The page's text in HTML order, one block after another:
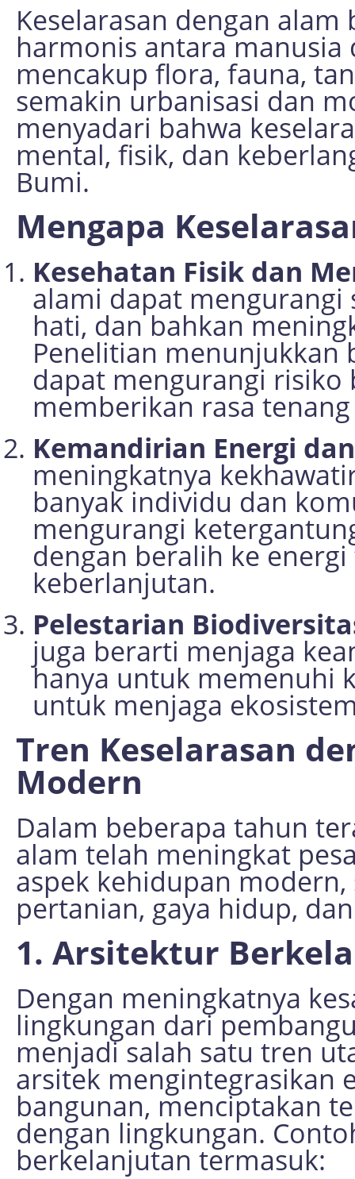
Keselarasan dengan
harmonis antara
mencakup flora, fauna,
semakin urbanisasi dan
menyadari bahwa
mental, fisik, dan
Bumi.
Mengapa
Kesehatan Fisik dan
alami dapat mengurangi
hati, dan bahkan
Penelitian menunjukkan
dapat mengurangi risiko
memberikan rasa
Kemandirian Energi
meningkatnya
banyak individu dan
mengurangi
dengan beralih ke
keberlanjutan.
Pelestarian
juga berarti menjaga
hanya untuk memenuhi
untuk menjaga
Tren Keselarasan
Modern
Dalam beberapa tahun
alam telah meningkat
aspek kehidupan
pertanian, gaya hidup,
1. Arsitektur
Dengan meningkatnya
lingkungan dari
menjadi salah satu tren
arsitek mengintegrasikan
bangunan, menciptakan
dengan lingkungan.
berkelanjutan termasuk: